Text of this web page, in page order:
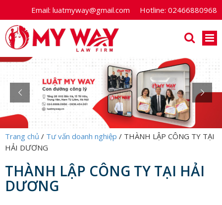
Email: luatmyway@gmail.com Hotline: 02466880968
Trang chủ / Tư vấn doanh nghiệp / THÀNH LẬP CÔNG TY TẠI
HẢI DƯƠNG
THÀNH LẬP CÔNG TY TẠI HẢI
DƯƠNG